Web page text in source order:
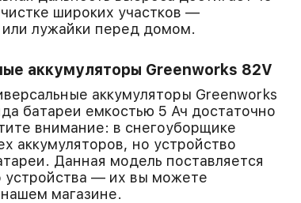
широких участков —
лужайки перед домом.
аккумуляторы Greenworks 82V
аккумуляторы Greenworks
батареи емкостью 5 Ач достаточно
внимание: в снегоуборщике
аккумуляторов, но устройство
Данная модель поставляется
устройства — их вы можете
магазине.